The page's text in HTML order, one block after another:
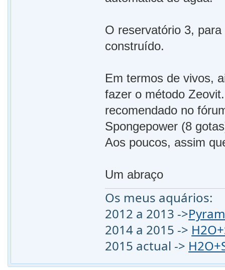
O reservatório 3,
construído.
Em termos de vivos,
fazer o método
recomendado no
Spongepower (8
Aos poucos, assim
Um abraço
Os meus aquários:
2012 a 2013 ->
2014 a 2015 ->
2015 actual ->